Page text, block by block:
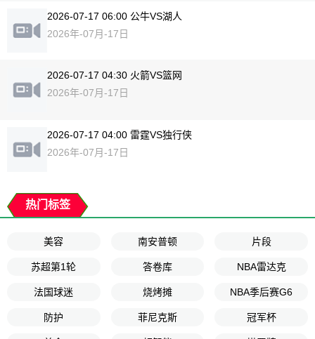
2026-07-17 06:00 公牛VS湖人
2026年-07月-17日
2026-07-17 04:30 火箭VS篮网
2026年-07月-17日
2026-07-17 04:00 雷霆VS独行侠
2026年-07月-17日
热门标签
美容 南安普顿 片段
苏超第1轮 答卷库 NBA雷达克
法国球迷 烧烤摊 NBA季后赛G6
防护 菲尼克斯 冠军杯